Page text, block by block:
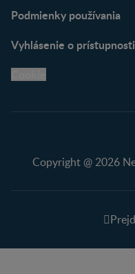
Podmienky používania
Vyhlásenie o prístupnosti
Copyright @ 2026